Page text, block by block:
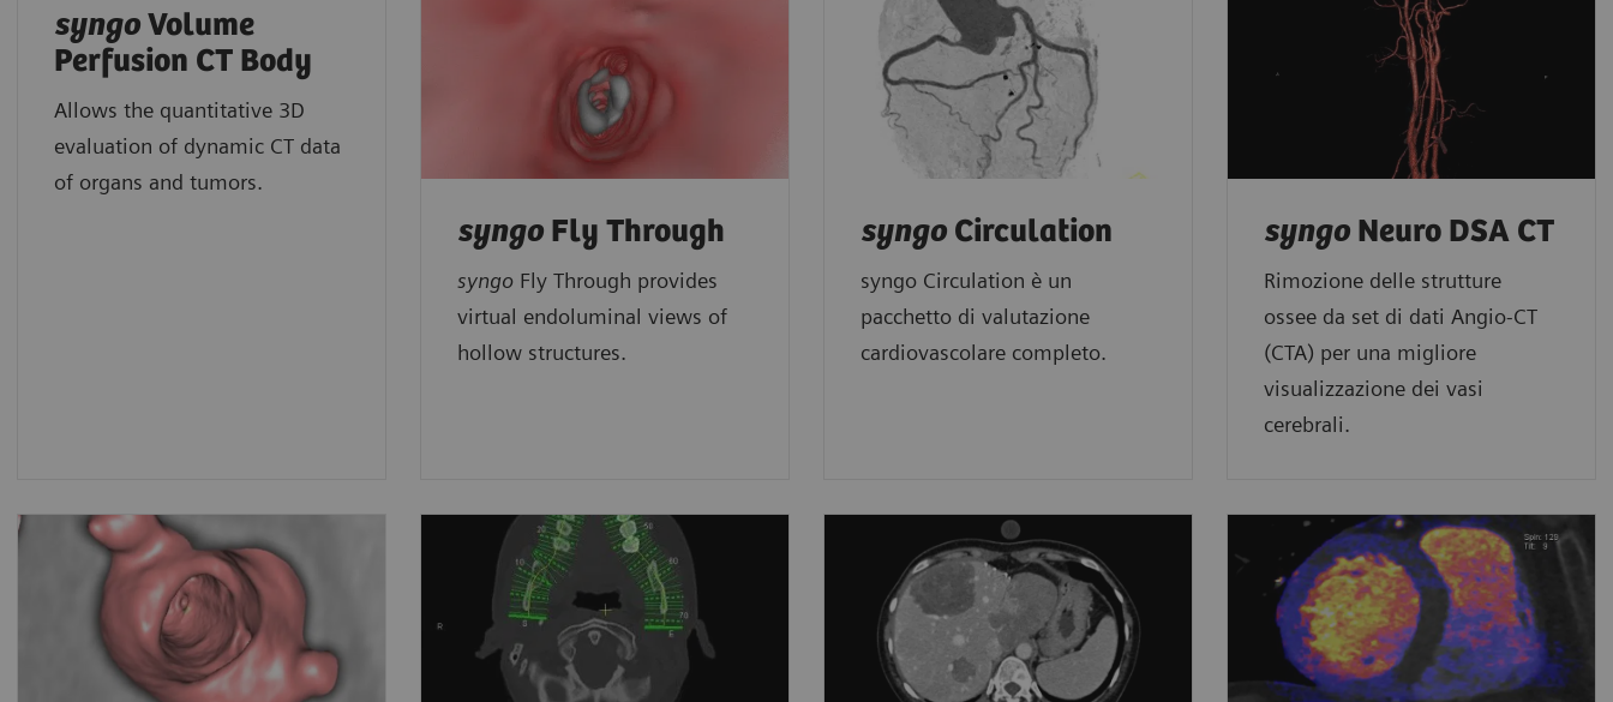
syngoVolume
Perfusion CT Body
Allows the quantitative 3D
evaluation of dynamic CT data
of organs and tumors.
syngo Fly Through
syngo Fly Through provides
virtual endoluminal views of
hollow structures.
syngo Circulation
syngo Circulation è un
pacchetto di valutazione
cardiovascolare completo.
syngo Neuro DSA CT
Rimozione delle strutture
ossee da set di dati Angio-CT
(CTA) per una migliore
visualizzazione dei vasi
cerebrali.